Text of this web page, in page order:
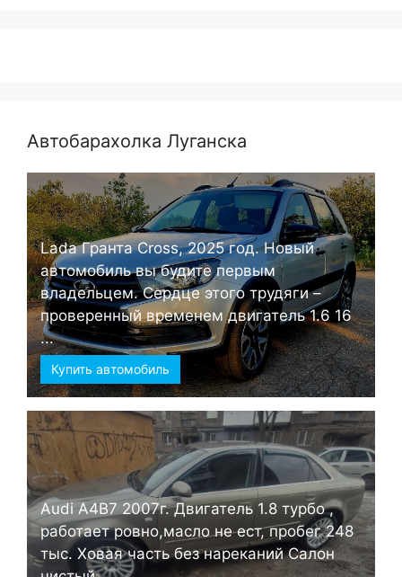
Автобарахолка Луганска
Lada Гранта Cross, 2025 год. Новый
автомобиль вы будите первым
владельцем. Сердце этого трудяги –
проверенный временем двигатель 1.6 16
...
Купить автомобиль
Audi А4B7 2007г. Двигатель 1.8 турбо ,
работает ровно,масло не ест, пробег 248
тыс. Ховая часть без нареканий Салон